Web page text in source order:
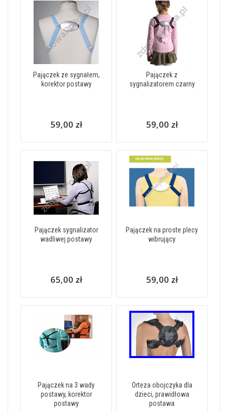
Pajączek ze sygnałem,
korektor postawy
59,00 zł
Pajączek z
sygnalizatorem czarny
59,00 zł
Pajączek sygnalizator
wadliwej postawy
65,00 zł
Pajączek na proste plecy
wibrujący
59,00 zł
Pajączek na 3 wady
postawy, korektor
postawy
Orteza obojczyka dla
dzieci, prawidłowa
postawa